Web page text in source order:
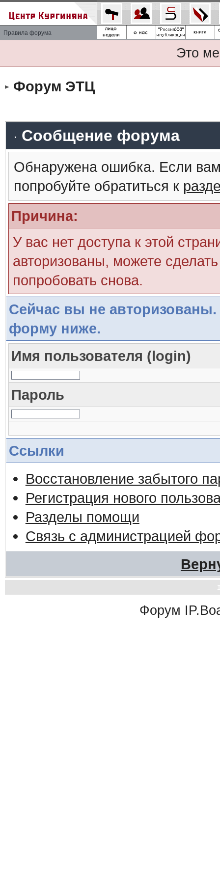
Правила форума
Это
Форум ЭТЦ
Сообщение форума
Обнаружена ошибка. Если
попробуйте обратиться к
Причина:
У вас нет доступа к этой
авторизованы, можете
попробовать снова.
Сейчас вы не авторизованы.
форму ниже.
Имя пользователя (login)
Пароль
Ссылки
Восстановление забытого
Регистрация нового
Разделы помощи
Связь с администрацией
Форум